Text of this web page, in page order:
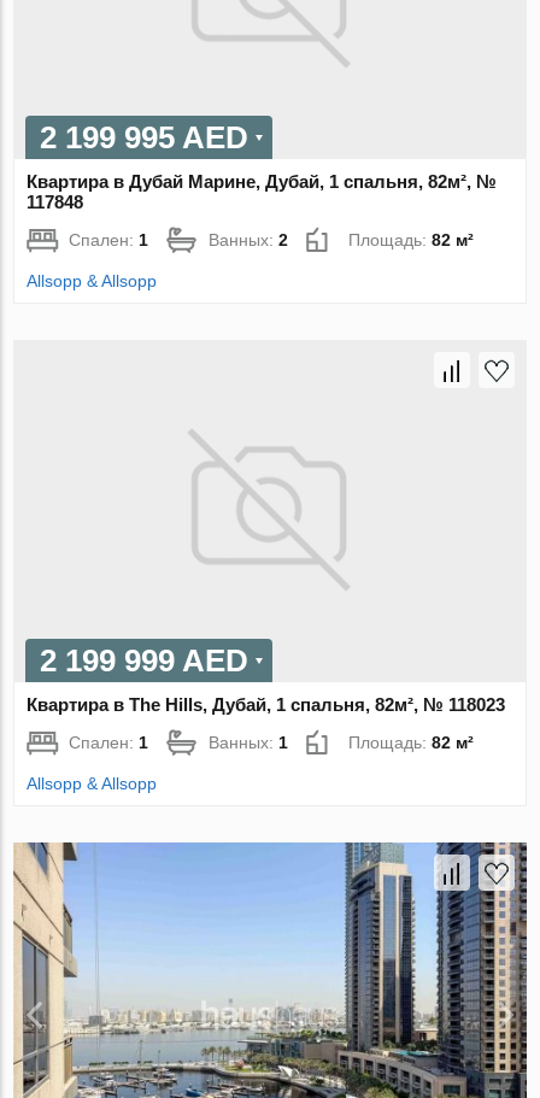
2 199 995 AED
Квартира в Дубай Марине, Дубай, 1 спальня, 82м², №
117848
Спален: 1 Ванных:2 Площадь:82 м²
Allsopp & Allsopp
2 199 999 AED
Квартира в The Hills, Дубай, 1 спальня, 82м², № 118023
Спален: 1 Ванных: 1 Площадь:82 м²
Allsopp & Allsopp